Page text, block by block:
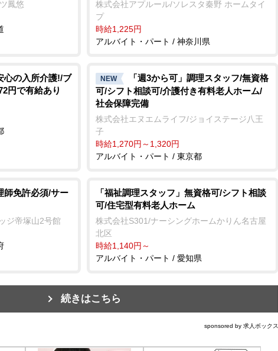
鳳悠
株式会社アプルール/ソレスタ秦野 ホームタイ
プ
時給1,225円
アルバイト・パート / 神奈川県
心の入所介護!/ブ
円で有給あり
NEW
「週3から可」調理スタッフ/無資格
可/シフト相談可/介護付き有料老人ホーム/
社会保障完備
株式会社エヌエムライフ/ジョイステージ八王
子
時給1,270円～1,320円
アルバイト・パート / 東京都
師免許必須/サー
ジ帝塚山2号館
「福祉調理スタッフ」無資格可/シフト相談
可/住宅型有料老人ホーム
株式会社S301/ナーシングホームかりん名古屋
北区
時給1,140円～
アルバイト・パート / 愛知県
続きはこちら
sponsored by 求人ボックス